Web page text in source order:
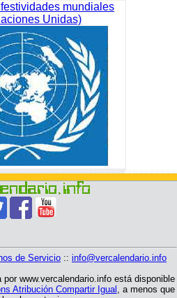
mundiales
Unidas)
de Servicio :: info@vercalendario.info
www.vercalendario.info está disponible
Atribución Compartir Igual , a menos que